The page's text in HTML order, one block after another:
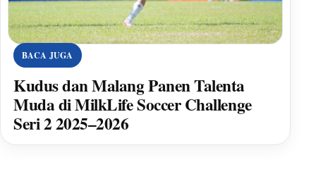
BACA JUGA
Kudus dan Malang Panen Talenta
Muda di MilkLife Soccer Challenge
Seri 2 2025–2026